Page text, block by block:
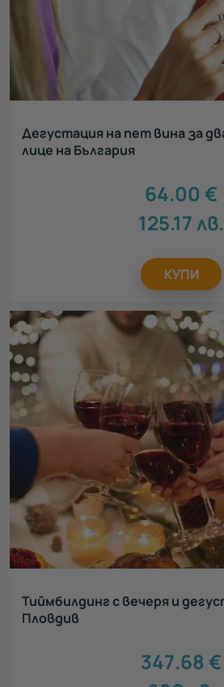
Дегустация на пет вина за
лице на България
64.00 €
125.17лв.
КУПИ
Тиймбилдинг с вечеря и
Пловдив
347.68 €